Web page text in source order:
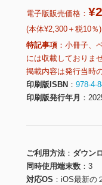
電子版販売価格：
(本体¥2,300＋税10％)
特記事項
小冊子、
には収載しておりませ
掲載内容は発行当時
印刷版ISBN
978-4-
印刷版発行年月
ご利用方法
ダウン
同時使用端末数
3
対応OS
iOS最新の